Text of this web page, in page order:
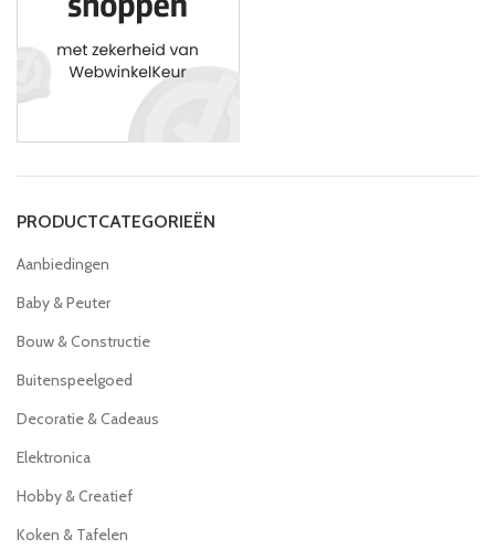
PRODUCTCATEGORIEËN
Aanbiedingen
Baby & Peuter
Bouw & Constructie
Buitenspeelgoed
Decoratie & Cadeaus
Elektronica
Hobby & Creatief
Koken & Tafelen